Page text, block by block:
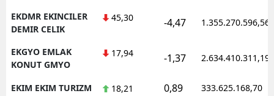
EKDMR EKINCILER
DEMIR CELIK
45,30 -4,47 1.355.270.596,56
EKGYO EMLAK
KONUT GMYO
17,94 -1,37 2.634.410.311,19
EKIM EKIM TURIZM 18,21 0,89 333.625.168,70